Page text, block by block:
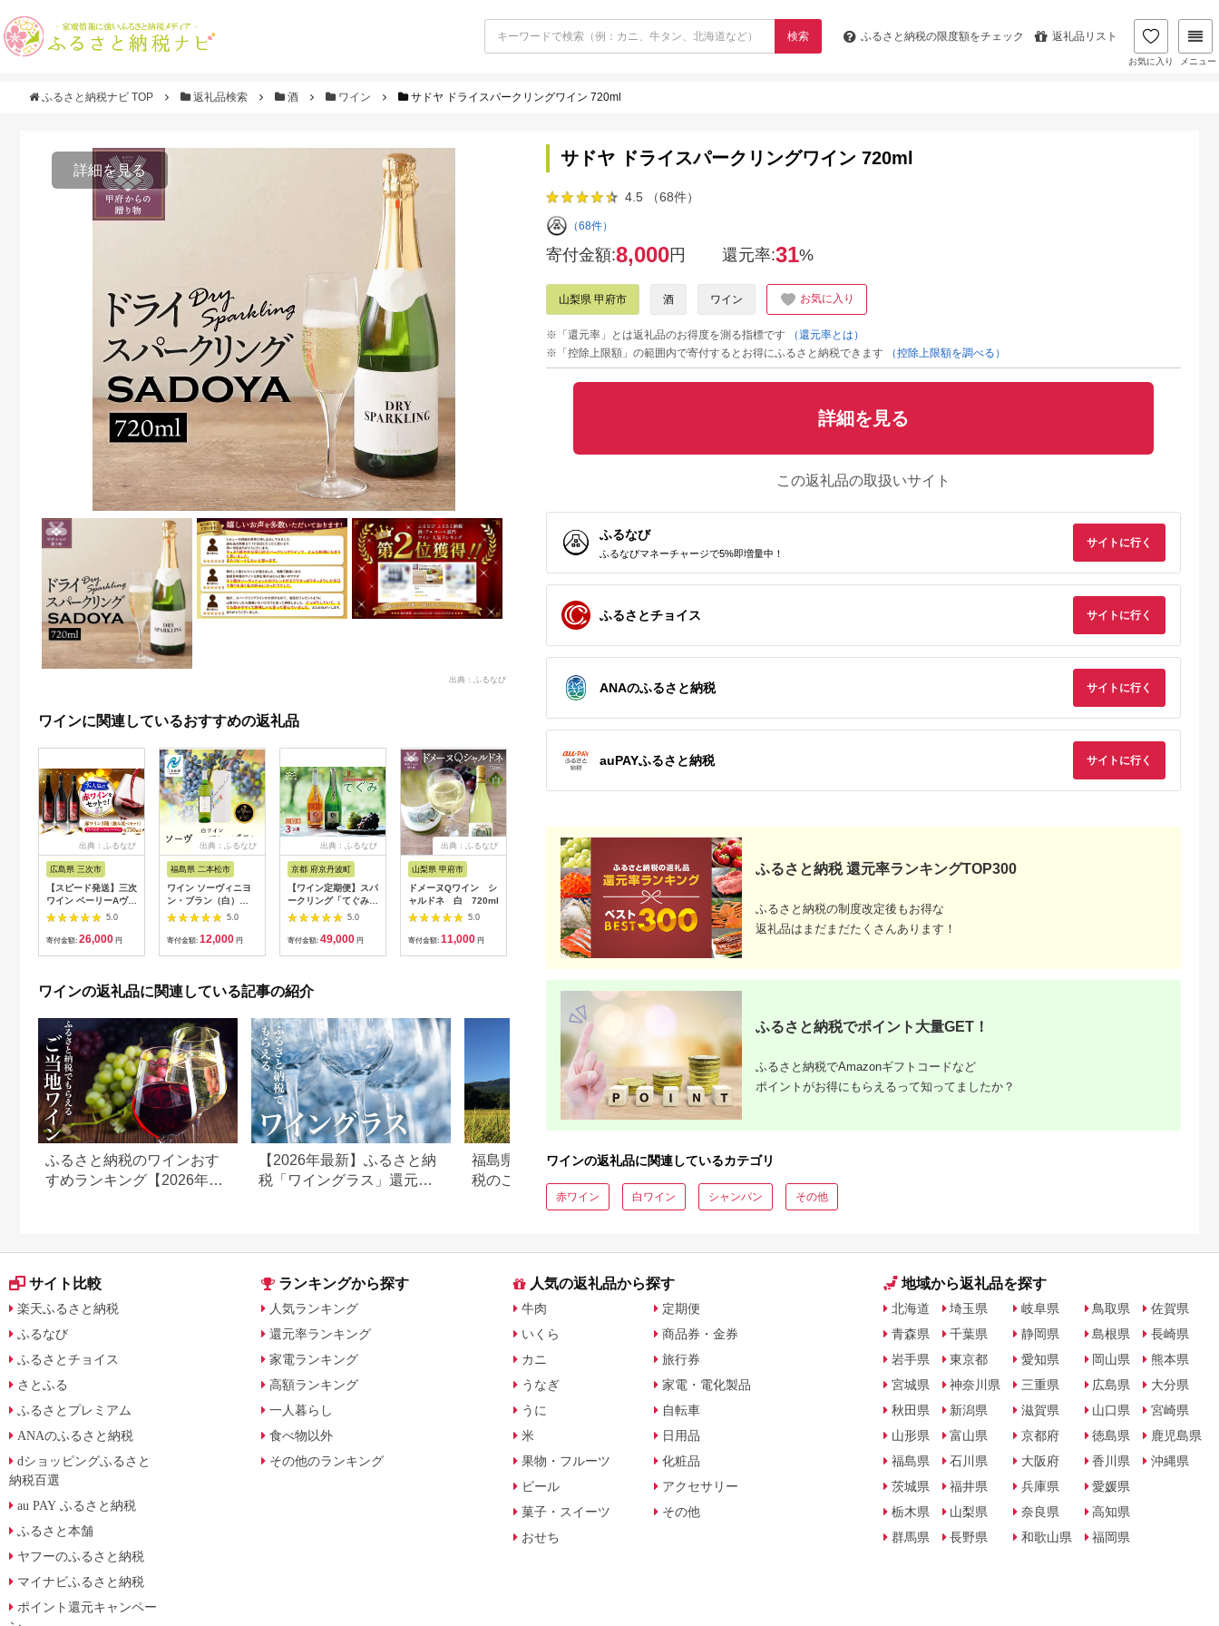
検索 ふるさと納税の限度額をチェック 返礼品リスト
お気に入り メニュー
ふるさと納税ナビ TOP 返礼品検索 酒 ワイン サドヤ ドライスパークリングワイン 720ml
詳細を見る
出典：ふるなび
ワインに関連しているおすすめの返礼品
出典：ふるなび
広島県 三次市
【スピード発送】三次
ワイン ベーリーAヴァ
インヤード3本
[APAZ031] ワイン
5.0
寄付金額: 26,000 円
出典：ふるなび
福島県 二本松市
ワイン ソーヴィニヨ
ン・ブラン（白）
720ml×1本【ふくし
ま農家の夢ワイン株式
会社】
5.0
寄付金額: 12,000 円
出典：ふるなび
京都 府京丹波町
【ワイン定期便】スパ
ークリング「てぐみ」
3カ月 定期便 丹波ワ
イン [047SJ001R]
5.0
寄付金額: 49,000 円
出典：ふるなび
山梨県 甲府市
ドメーヌQワイン シ
ャルドネ 白 720ml
5.0
寄付金額: 11,000 円
出典：ふるなび
広島県 呉市
ワイン kiyomi プリン
ス清見 720ml 酒 みか
ん ワイン
5.0
寄付金額:18,000
出典：ふるなび
新潟県 上越市
ワイン 岩の原ワイン
世界ワインコンクール
金賞 マスカット・ベ
ーリーA 飲み比べ 2本
セット（赤×2本 各
720ml） 酒 ギフト ぶ
5.0
37,000円
岩手県 滝沢市
イシードル（330ml
×6本）｜スパークリ
5.0
静岡県 富士宮市
ン（赤）「富士の夢」
13,000
北海道 鶴居村
ワインの返礼品に関連している記事の紹介
ふるさと納税のワインおす
すめランキング【2026年最
【2026年最新】ふるさと納
税「ワイングラス」還元率
福島県磐梯町のふるさと納
税のご紹介
岩手県葛巻町のふるさと納
税のご紹介
サドヤ ドライスパークリングワイン 720ml
4.5 （68件）
（68件）
寄付金額:8,000円 還元率:31%
山梨県 甲府市 酒 ワイン お気に入り
※「還元率」とは返礼品のお得度を測る指標です
（還元率とは）
※「控除上限額」の範囲内で寄付するとお得にふるさと納税できます
（控除上限額を調べる）
詳細を見る
この返礼品の取扱いサイト
ふるなび
ふるなびマネーチャージで5%即増量中！
サイトに行く
ふるさとチョイス サイトに行く
ANAのふるさと納税 サイトに行く
auPAYふるさと納税 サイトに行く
ふるさと納税 還元率ランキングTOP300
ふるさと納税の制度改定後もお得な
返礼品はまだまだたくさんあります！
ふるさと納税でポイント大量GET！
ふるさと納税でAmazonギフトコードなど
ポイントがお得にもらえるって知ってましたか？
ワインの返礼品に関連しているカテゴリ
赤ワイン 白ワイン シャンパン その他
サイト比較
楽天ふるさと納税
ふるなび
ふるさとチョイス
さとふる
ふるさとプレミアム
ANAのふるさと納税
dショッピングふるさと
納税百選
au PAY ふるさと納税
ふるさと本舗
ヤフーのふるさと納税
マイナビふるさと納税
ポイント還元キャンペー
ランキングから探す
人気ランキング
還元率ランキング
家電ランキング
高額ランキング
一人暮らし
食べ物以外
その他のランキング
人気の返礼品から探す
牛肉
いくら
カニ
うなぎ
うに
米
果物・フルーツ
ビール
菓子・スイーツ
おせち
定期便
商品券・金券
旅行券
家電・電化製品
自転車
日用品
化粧品
アクセサリー
その他
地域から返礼品を探す
北海道
青森県
岩手県
宮城県
秋田県
山形県
福島県
茨城県
栃木県
群馬県
埼玉県
千葉県
東京都
神奈川県
新潟県
富山県
石川県
福井県
山梨県
長野県
岐阜県
静岡県
愛知県
三重県
滋賀県
京都府
大阪府
兵庫県
奈良県
和歌山県
鳥取県
島根県
岡山県
広島県
山口県
徳島県
香川県
愛媛県
高知県
福岡県
佐賀県
長崎県
熊本県
大分県
宮崎県
鹿児島県
沖縄県